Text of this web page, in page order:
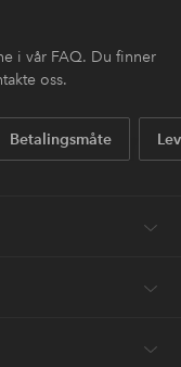
i vår FAQ. Du finner
oss.
Betalingsmåte